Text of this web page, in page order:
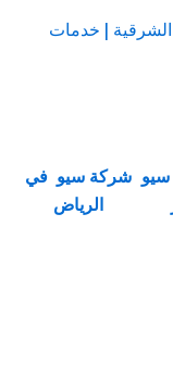
| خدمات
شركة سيو في
الرياض